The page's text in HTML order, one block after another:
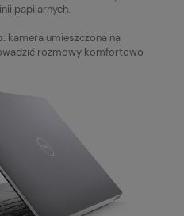
papilarnych.
kamera umieszczona na
rozmowy komfortowo